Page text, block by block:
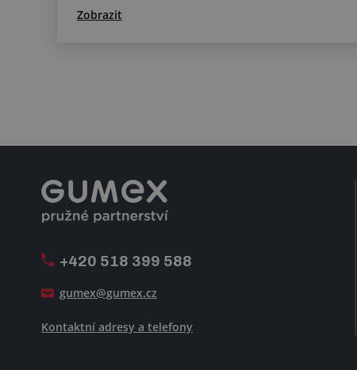
Zobrazit
+420 518 399 588
gumex@gumex.cz
Kontaktní adresy a telefony